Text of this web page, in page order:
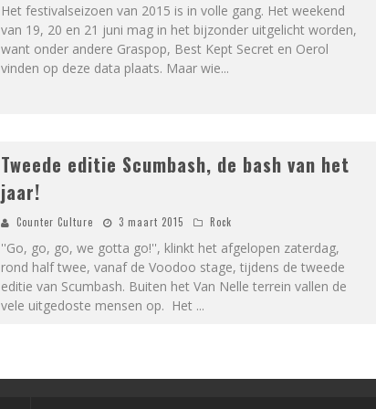
Het festivalseizoen van 2015 is in volle gang. Het weekend
van 19, 20 en 21 juni mag in het bijzonder uitgelicht worden,
want onder andere Graspop, Best Kept Secret en Oerol
vinden op deze data plaats. Maar wie...
Tweede editie Scumbash, de bash van het
jaar!
Counter Culture 3 maart 2015 Rock
''Go, go, go, we gotta go!'', klinkt het afgelopen zaterdag,
rond half twee, vanaf de Voodoo stage, tijdens de tweede
editie van Scumbash. Buiten het Van Nelle terrein vallen de
vele uitgedoste mensen op. Het ...